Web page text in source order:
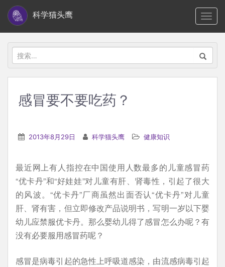
i
科学猫头鹰
搜
索：
感冒要不要吃药？
2013年8月29日 科学猫头鹰 健康知识
最近网上有人指控在中国使用人数最多的儿童感冒药
“优卡丹”和“好娃娃”对儿童有肝、肾毒性，引起了很大
的风波。“优卡丹”厂商虽然出面否认“优卡丹”对儿童
肝、肾有害，但立即修改产品说明书，写明一岁以下婴
幼儿应禁服优卡丹。那么婴幼儿得了感冒怎么办呢？有
没有必要服用感冒药呢？
感冒是病毒引起的急性上呼吸道感染，由流感病毒引起